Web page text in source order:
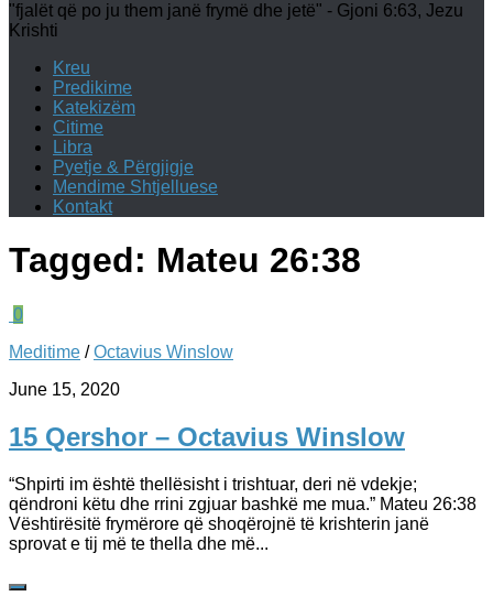
"fjalët që po ju them janë frymë dhe jetë" - Gjoni 6:63, Jezu
Krishti
Kreu
Predikime
Katekizëm
Citime
Libra
Pyetje & Përgjigje
Mendime Shtjelluese
Kontakt
Tagged: Mateu 26:38
0
Meditime /Octavius Winslow
June 15, 2020
15 Qershor – Octavius Winslow
“Shpirti im është thellësisht i trishtuar, deri në vdekje;
qëndroni këtu dhe rrini zgjuar bashkë me mua.” Mateu‬ ‭26:38‬
Vështirësitë frymërore që shoqërojnë të krishterin janë
sprovat e tij më te thella dhe më...